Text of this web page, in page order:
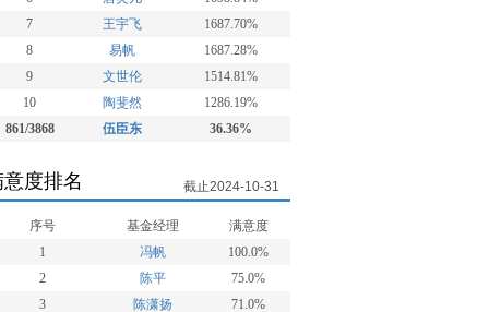
7
王宇飞
1687.70%
8
易帆
1687.28%
9
文世伦
1514.81%
10
陶斐然
1286.19%
861/3868
伍臣东 36.36%
度排名 截止2024-10-31
序号 基金经理
满意度
1
冯帆
100.0%
2
陈平
75.0%
3
陈潇扬
71.0%